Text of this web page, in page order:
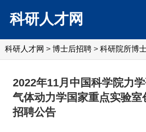
科研人才网
科研人才网 > 博士后招聘 > 科研院所博
2022年11月中国科学院力
气体动力学国家重点实验室
招聘公告